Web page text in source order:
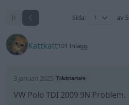
Sida: av 5
Kattkatt101 Inlägg
3 januari 2025 Trådstartare
VW Polo TDI 2009 9N Problem.